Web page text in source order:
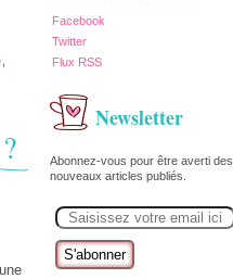
Facebook
Twitter
Flux RSS
Newsletter
Abonnez-vous pour être averti des
nouveaux articles publiés.
m